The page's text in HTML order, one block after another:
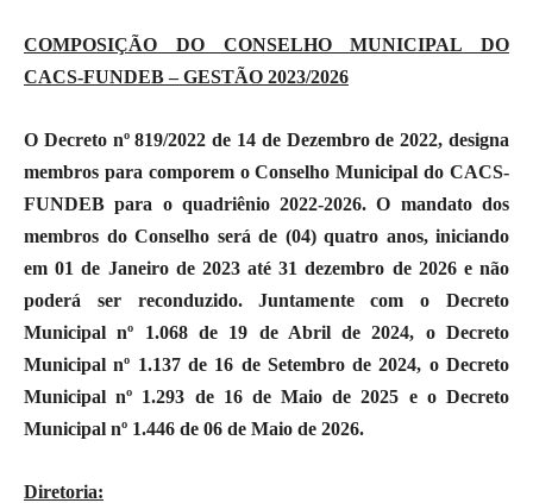
COMPOSIÇÃO DO CONSELHO MUNICIPAL DO
CACS-FUNDEB – GESTÃO 2023/2026
O Decreto nº 819/2022 de 14 de Dezembro de 2022, designa
membros para comporem o Conselho Municipal do CACS-
FUNDEB para o quadriênio 2022-2026. O mandato dos
membros do Conselho será de (04) quatro anos, iniciando
em 01 de Janeiro de 2023 até 31 dezembro de 2026 e não
poderá ser reconduzido. Juntamente com o Decreto
Municipal nº 1.068 de 19 de Abril de 2024, o Decreto
Municipal nº 1.137 de 16 de Setembro de 2024, o Decreto
Municipal nº 1.293 de 16 de Maio de 2025 e o Decreto
Municipal nº 1.446 de 06 de Maio de 2026.
Diretoria: